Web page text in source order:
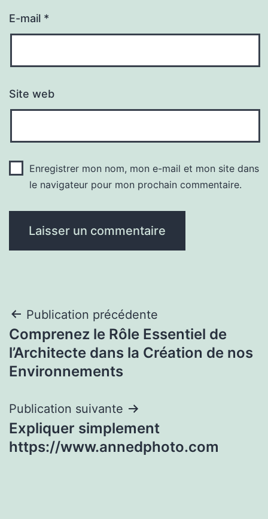
E-mail *
Site web
Enregistrer mon nom, mon e-mail et mon site dans
le navigateur pour mon prochain commentaire.
Navigation
de
l’article
Publication précédente
Comprenez le Rôle Essentiel de
l’Architecte dans la Création de nos
Environnements
Publication suivante
Expliquer simplement
https://www.annedphoto.com